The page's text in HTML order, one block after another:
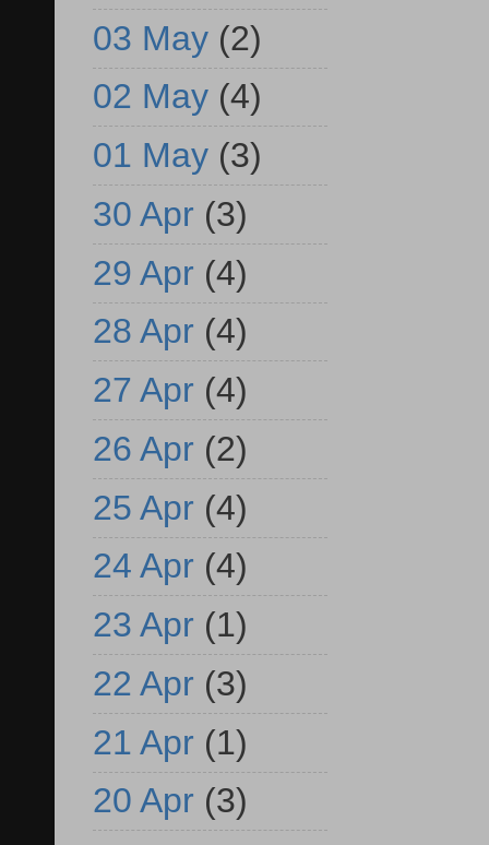
03 May (2)
02 May (4)
01 May (3)
30 Apr (3)
29 Apr (4)
28 Apr (4)
27 Apr (4)
26 Apr (2)
25 Apr (4)
24 Apr (4)
23 Apr (1)
22 Apr (3)
21 Apr (1)
20 Apr (3)